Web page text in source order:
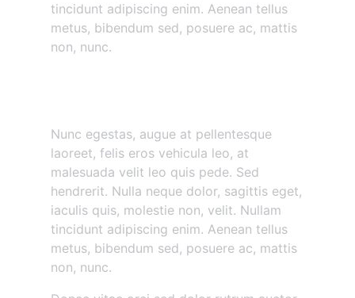
tincidunt adipiscing enim. Aenean tellus
metus, bibendum sed, posuere ac, mattis
non, nunc.
Nunc egestas, augue at pellentesque
laoreet, felis eros vehicula leo, at
malesuada velit leo quis pede. Sed
hendrerit. Nulla neque dolor, sagittis eget,
iaculis quis, molestie non, velit. Nullam
tincidunt adipiscing enim. Aenean tellus
metus, bibendum sed, posuere ac, mattis
non, nunc.